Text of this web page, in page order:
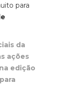
para
da
ações
edição